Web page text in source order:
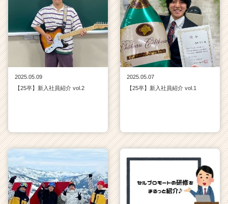
2025.05.09
【25卒】新入社員紹介 vol.2
2025.05.07
【25卒】新入社員紹介 vol.1